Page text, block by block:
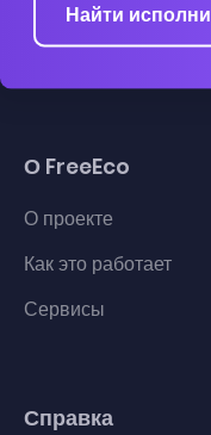
Найти
О FreeEco
О проекте
Как это работает
Сервисы
Справка